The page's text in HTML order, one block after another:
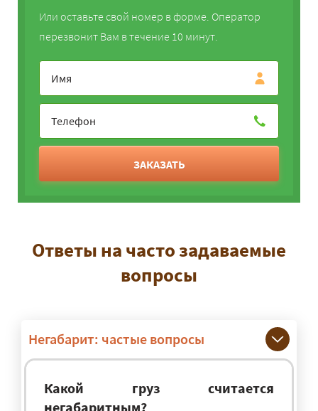
Или оставьте свой номер в форме. Оператор
перезвонит Вам в течение 10 минут.
ЗАКАЗАТЬ
Ответы на часто задаваемые
вопросы
Негабарит: частые вопросы
Какой груз считается
негабаритным?